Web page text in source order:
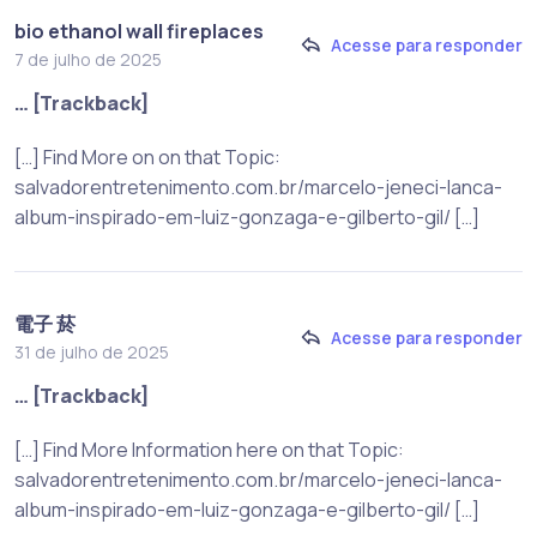
bio ethanol wall fireplaces
7 de julho de 2025
Acesse para responder
… [Trackback]
[…] Find More on on that Topic:
salvadorentretenimento.com.br/marcelo-jeneci-lanca-
album-inspirado-em-luiz-gonzaga-e-gilberto-gil/ […]
電子 菸
31 de julho de 2025
Acesse para responder
… [Trackback]
[…] Find More Information here on that Topic:
salvadorentretenimento.com.br/marcelo-jeneci-lanca-
album-inspirado-em-luiz-gonzaga-e-gilberto-gil/ […]